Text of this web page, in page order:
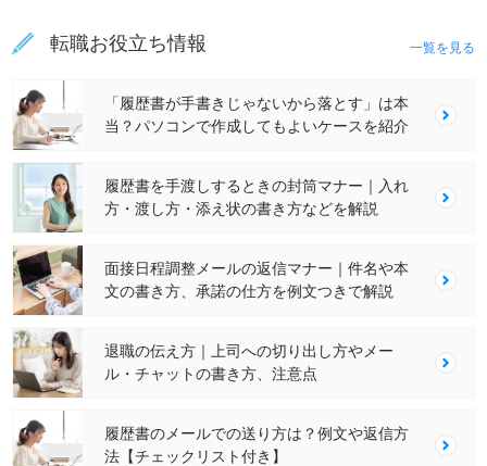
転職お役立ち情報 一覧を見る
「履歴書が手書きじゃないから落とす」は本
当？パソコンで作成してもよいケースを紹介
履歴書を手渡しするときの封筒マナー｜入れ
方・渡し方・添え状の書き方などを解説
面接日程調整メールの返信マナー｜件名や本
文の書き方、承諾の仕方を例文つきで解説
退職の伝え方｜上司への切り出し方やメー
ル・チャットの書き方、注意点
履歴書のメールでの送り方は？例文や返信方
法【チェックリスト付き】